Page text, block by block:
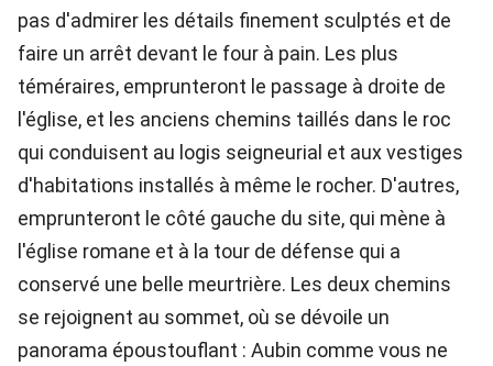
pas d'admirer les détails finement sculptés et de
faire un arrêt devant le four à pain. Les plus
téméraires, emprunteront le passage à droite de
l'église, et les anciens chemins taillés dans le roc
qui conduisent au logis seigneurial et aux vestiges
d'habitations installés à même le rocher. D'autres,
emprunteront le côté gauche du site, qui mène à
l'église romane et à la tour de défense qui a
conservé une belle meurtrière. Les deux chemins
se rejoignent au sommet, où se dévoile un
panorama époustouflant : Aubin comme vous ne